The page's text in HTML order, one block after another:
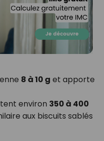
8 à 10 g et apporte
environ 350 à 400
aux biscuits sablés